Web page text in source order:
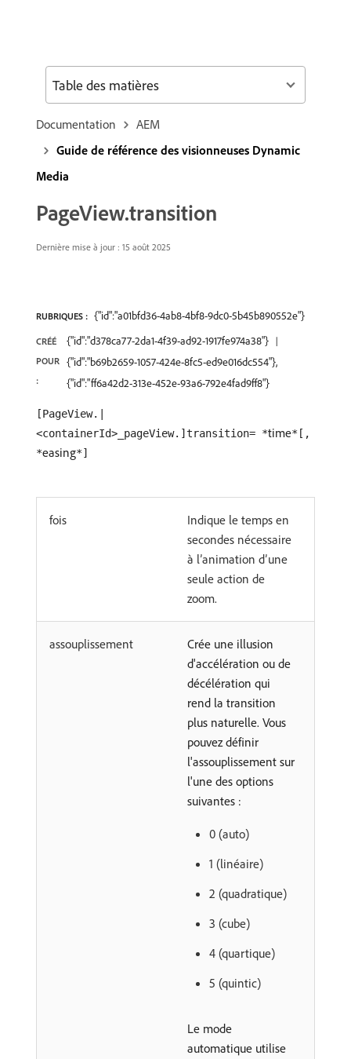
Documentation
AEM
Guide de référence des visionneuses Dynamic
Media
PageView.transition
Dernière mise à jour : 15 août 2025
RUBRIQUES : {"id":"a01bfd36-4ab8-4bf8-9dc0-5b45b890552e"}
CRÉÉ
POUR
:
{"id":"d378ca77-2da1-4f39-ad92-1917fe974a38"}
{"id":"b69b2659-1057-424e-8fc5-ed9e016dc554"},
{"id":"ff6a42d2-313e-452e-93a6-792e4fad9ff8"}
[PageView.|
<containerId>_pageView.]transition= *time*[,
*easing*]
fois
Indique le temps en
secondes nécessaire
à l’animation d’une
seule action de
zoom.
assouplissement
Crée une illusion
d'accélération ou de
décélération qui
rend la transition
plus naturelle. Vous
pouvez définir
l'assouplissement sur
l'une des options
suivantes :
0 (auto)
1 (linéaire)
2 (quadratique)
3 (cube)
4 (quartique)
5 (quintic)
Le mode
automatique utilise
Table des matières